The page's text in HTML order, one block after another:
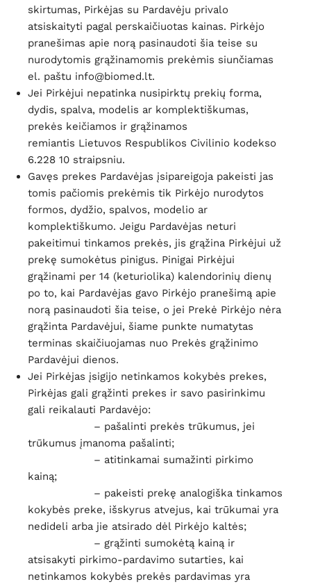
skirtumas, Pirkėjas su Pardavėju privalo
atsiskaityti pagal perskaičiuotas kainas. Pirkėjo
pranešimas apie norą pasinaudoti šia teise su
nurodytomis grąžinamomis prekėmis siunčiamas
el. paštu info@biomed.lt.
Jei Pirkėjui nepatinka nusipirktų prekių forma,
dydis, spalva, modelis ar komplektiškumas,
prekės keičiamos ir grąžinamos
remiantis Lietuvos Respublikos Civilinio kodekso
6.228 10 straipsniu.
Gavęs prekes Pardavėjas įsipareigoja pakeisti jas
tomis pačiomis prekėmis tik Pirkėjo nurodytos
formos, dydžio, spalvos, modelio ar
komplektiškumo. Jeigu Pardavėjas neturi
pakeitimui tinkamos prekės, jis grąžina Pirkėjui už
prekę sumokėtus pinigus. Pinigai Pirkėjui
grąžinami per 14 (keturiolika) kalendorinių dienų
po to, kai Pardavėjas gavo Pirkėjo pranešimą apie
norą pasinaudoti šia teise, o jei Prekė Pirkėjo nėra
grąžinta Pardavėjui, šiame punkte numatytas
terminas skaičiuojamas nuo Prekės grąžinimo
Pardavėjui dienos.
Jei Pirkėjas įsigijo netinkamos kokybės prekes,
Pirkėjas gali grąžinti prekes ir savo pasirinkimu
gali reikalauti Pardavėjo:
– pašalinti prekės trūkumus, jei
trūkumus įmanoma pašalinti;
– atitinkamai sumažinti pirkimo
kainą;
– pakeisti prekę analogiška tinkamos
kokybės preke, išskyrus atvejus, kai trūkumai yra
nedideli arba jie atsirado dėl Pirkėjo kaltės;
– grąžinti sumokėtą kainą ir
atsisakyti pirkimo-pardavimo sutarties, kai
netinkamos kokybės prekės pardavimas yra